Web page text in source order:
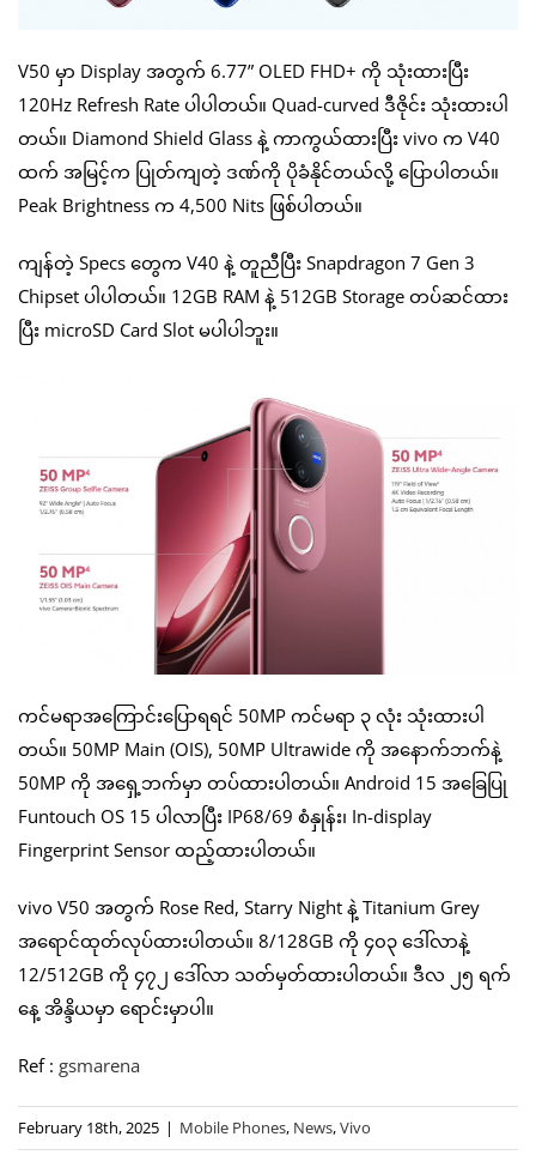
V50 မှာ Display အတွက် 6.77” OLED FHD+ ကို သုံးထားပြီး
120Hz Refresh Rate ပါပါတယ်။ Quad-curved ဒီဇိုင်း သုံးထားပါ
တယ်။ Diamond Shield Glass နဲ့ ကာကွယ်ထားပြီး vivo က V40
ထက် အမြင့်က ပြုတ်ကျတဲ့ ဒဏ်ကို ပိုခံနိုင်တယ်လို့ ပြောပါတယ်။
Peak Brightness က 4,500 Nits ဖြစ်ပါတယ်။
ကျန်တဲ့ Specs တွေက V40 နဲ့ တူညီပြီး Snapdragon 7 Gen 3
Chipset ပါပါတယ်။ 12GB RAM နဲ့ 512GB Storage တပ်ဆင်ထား
ပြီး microSD Card Slot မပါပါဘူး။
ကင်မရာအကြောင်းပြောရရင် 50MP ကင်မရာ ၃ လုံး သုံးထားပါ
တယ်။ 50MP Main (OIS), 50MP Ultrawide ကို အနောက်ဘက်နဲ့
50MP ကို အရှေ့ဘက်မှာ တပ်ထားပါတယ်။ Android 15 အခြေပြု
Funtouch OS 15 ပါလာပြီး IP68/69 စံနှုန်း၊ In-display
Fingerprint Sensor ထည့်ထားပါတယ်။
vivo V50 အတွက် Rose Red, Starry Night နဲ့ Titanium Grey
အရောင်ထုတ်လုပ်ထားပါတယ်။ 8/128GB ကို ၄၀၃ ဒေါ်လာနဲ့
12/512GB ကို ၄၇၂ ဒေါ်လာ သတ်မှတ်ထားပါတယ်။ ဒီလ ၂၅ ရက်
နေ့ အိန္ဒိယမှာ ရောင်းမှာပါ။
Ref : gsmarena
February 18th, 2025 | Mobile Phones, News,Vivo